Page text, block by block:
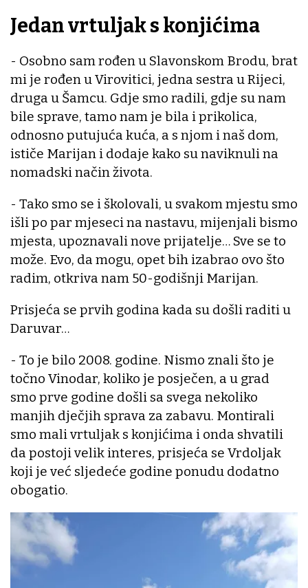
Jedan vrtuljak s konjićima
- Osobno sam rođen u Slavonskom Brodu, brat
mi je rođen u Virovitici, jedna sestra u Rijeci,
druga u Šamcu. Gdje smo radili, gdje su nam
bile sprave, tamo nam je bila i prikolica,
odnosno putujuća kuća, a s njom i naš dom,
ističe Marijan i dodaje kako su naviknuli na
nomadski način života.
- Tako smo se i školovali, u svakom mjestu smo
išli po par mjeseci na nastavu, mijenjali bismo
mjesta, upoznavali nove prijatelje… Sve se to
može. Evo, da mogu, opet bih izabrao ovo što
radim, otkriva nam 50-godišnji Marijan.
Prisjeća se prvih godina kada su došli raditi u
Daruvar…
- To je bilo 2008. godine. Nismo znali što je
točno Vinodar, koliko je posječen, a u grad
smo prve godine došli sa svega nekoliko
manjih dječjih sprava za zabavu. Montirali
smo mali vrtuljak s konjićima i onda shvatili
da postoji velik interes, prisjeća se Vrdoljak
koji je već sljedeće godine ponudu dodatno
obogatio.